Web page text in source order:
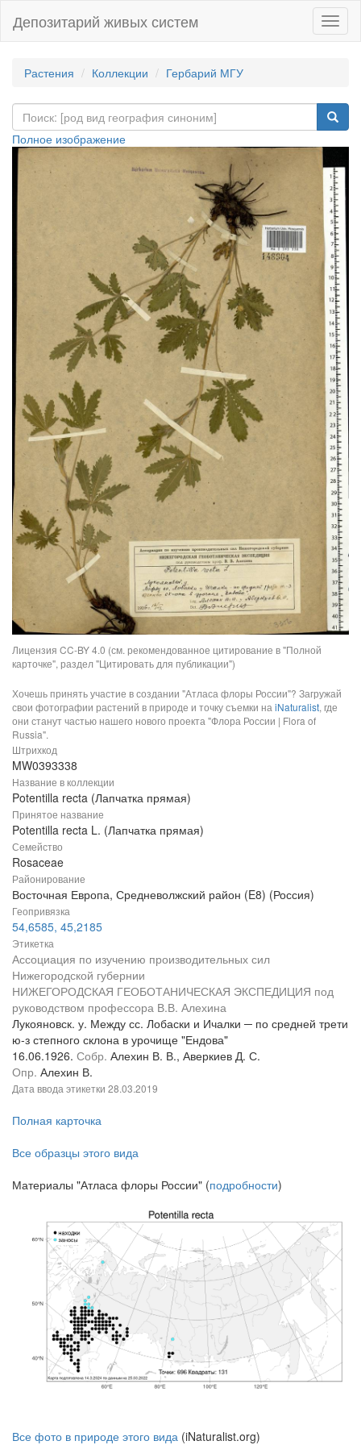
Депозитарий живых систем
Растения Коллекции Гербарий МГУ
Полное изображение
Лицензия CC-BY 4.0 (см. рекомендованное цитирование в "Полной
карточке", раздел "Цитировать для публикации")
Хочешь принять участие в создании "Атласа флоры России"? Загружай
свои фотографии растений в природе и точку съемки на iNaturalist, где
они станут частью нашего нового проекта "Флора России | Flora of
Russia".
Штрихкод
MW0393338
Название в коллекции
Potentilla recta (Лапчатка прямая)
Принятое название
Potentilla recta L. (Лапчатка прямая)
Семейство
Rosaceae
Районирование
Восточная Европа, Средневолжский район (E8) (Россия)
Геопривязка
54,6585, 45,2185
Этикетка
Ассоциация по изучению производительных сил
Нижегородской губернии
НИЖЕГОРОДСКАЯ ГЕОБОТАНИЧЕСКАЯ ЭКСПЕДИЦИЯ под
руководством профессора В.В. Алехина
Лукояновск. у. Между сс. Лобаски и Ичалки ─ по средней трети
ю-з степного склона в урочище "Ендова"
16.06.1926. Собр. Алехин В. В., Аверкиев Д. С.
Опр. Алехин В.
Дата ввода этикетки 28.03.2019
Полная карточка
Все образцы этого вида
Материалы "Атласа флоры России" (подробности)
Все фото в природе этого вида (iNaturalist.org)